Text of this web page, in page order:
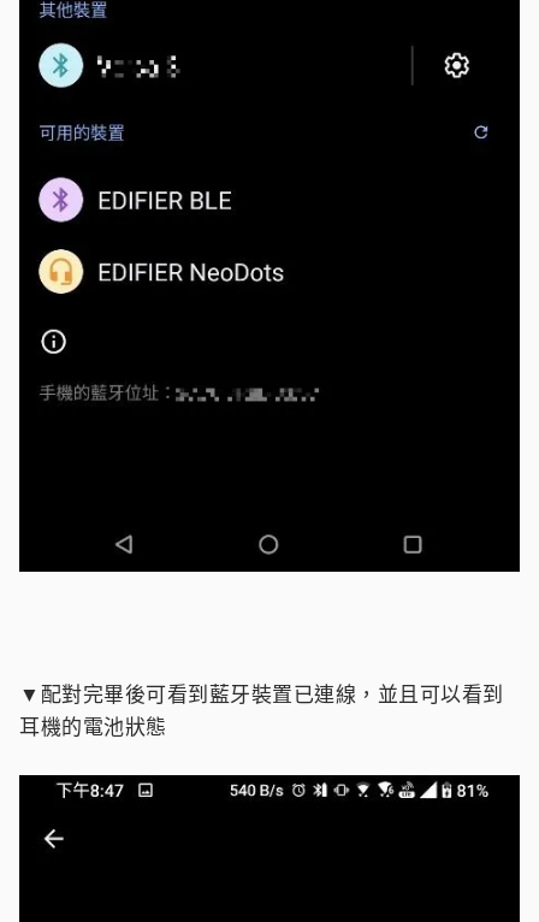
▼配對完畢後可看到藍牙裝置已連線，並且可以看到
耳機的電池狀態